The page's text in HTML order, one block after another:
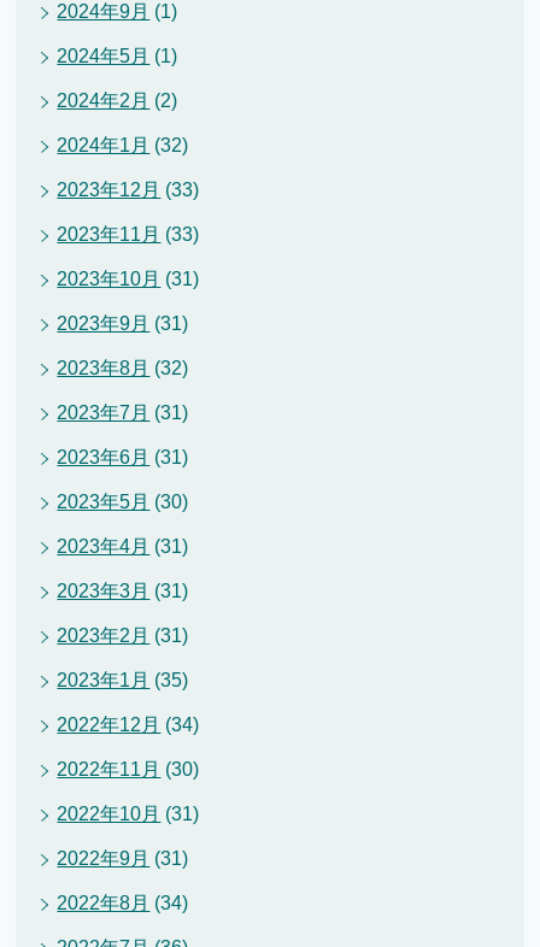
2024年9月 (1)
2024年5月 (1)
2024年2月 (2)
2024年1月 (32)
2023年12月 (33)
2023年11月 (33)
2023年10月 (31)
2023年9月 (31)
2023年8月 (32)
2023年7月 (31)
2023年6月 (31)
2023年5月 (30)
2023年4月 (31)
2023年3月 (31)
2023年2月 (31)
2023年1月 (35)
2022年12月 (34)
2022年11月 (30)
2022年10月 (31)
2022年9月 (31)
2022年8月 (34)